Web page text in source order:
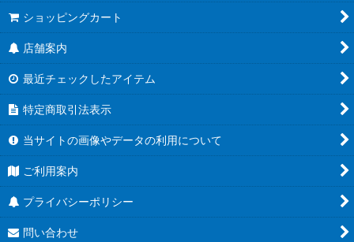
ショッピングカート
店舗案内
最近チェックしたアイテム
特定商取引法表示
当サイトの画像やデータの利用について
ご利用案内
プライバシーポリシー
問い合わせ